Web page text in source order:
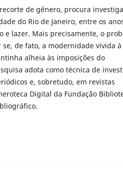
de gênero, procura
do Rio de Janeiro, entre os
e lazer. Mais precisamente, o
de fato, a modernidade vivida
alheia às imposições do
adota como técnica de
e, sobretudo, em revistas
Digital da Fundação